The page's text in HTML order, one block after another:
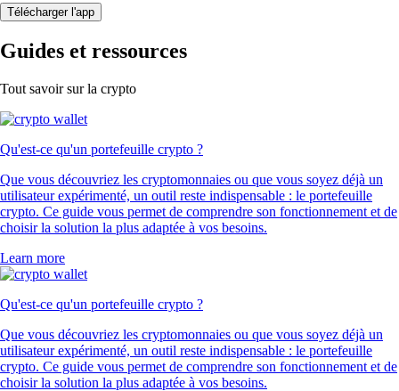
Télécharger l'app
Guides et ressources
Tout savoir sur la crypto
Qu'est-ce qu'un portefeuille crypto ?
Que vous découvriez les cryptomonnaies ou que vous soyez déjà un
utilisateur expérimenté, un outil reste indispensable : le portefeuille
crypto. Ce guide vous permet de comprendre son fonctionnement et de
choisir la solution la plus adaptée à vos besoins.
Learn more
Qu'est-ce qu'un portefeuille crypto ?
Que vous découvriez les cryptomonnaies ou que vous soyez déjà un
utilisateur expérimenté, un outil reste indispensable : le portefeuille
crypto. Ce guide vous permet de comprendre son fonctionnement et de
choisir la solution la plus adaptée à vos besoins.